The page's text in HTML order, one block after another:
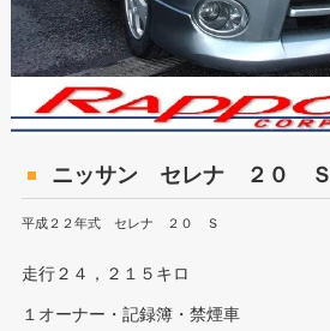
ニッサン セレナ ２０ Ｓ
平成２２年式 セレナ ２０ Ｓ
走行２４，２１５キロ
１オーナー・記録簿・禁煙車